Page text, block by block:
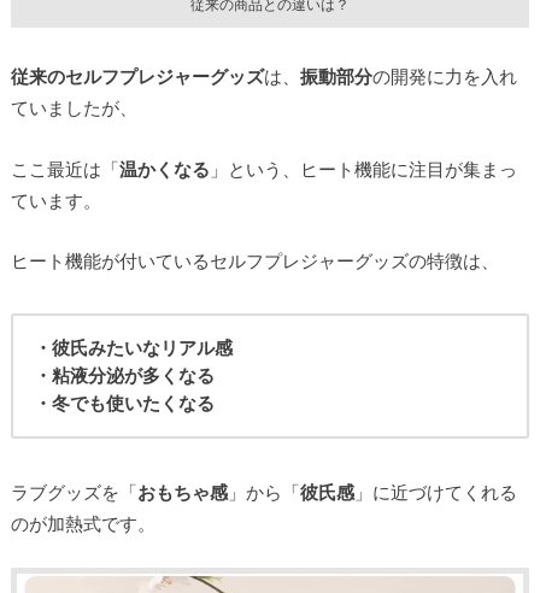
従来の商品との違いは？
従来のセルフプレジャーグッズは、 振動部分の開発に力を入れ
ていましたが、
ここ最近は「温かくなる 」という、ヒート機能に注目が集まっ
ています。
ヒート機能が付いているセルフプレジャーグッズの特徴は、
・彼氏みたいなリアル感
・粘液分泌が多くなる
・冬でも使いたくなる
ラブグッズを「おもちゃ感」から「彼氏感」に近づけてくれる
のが加熱式です。